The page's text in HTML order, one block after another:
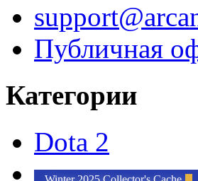
Публичная
Категории
Dota 2